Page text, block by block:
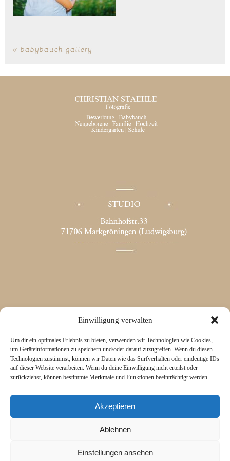
Einwilligung verwalten
Um dir ein optimales Erlebnis zu bieten, verwenden wir Technologien wie Cookies,
um Geräteinformationen zu speichern und/oder darauf zuzugreifen. Wenn du diesen
Technologien zustimmst, können wir Daten wie das Surfverhalten oder eindeutige IDs
auf dieser Website verarbeiten. Wenn du deine Einwilligung nicht erteilst oder
zurückziehst, können bestimmte Merkmale und Funktionen beeinträchtigt werden.
Akzeptieren
Ablehnen
Einstellungen ansehen
« babybauch gallery